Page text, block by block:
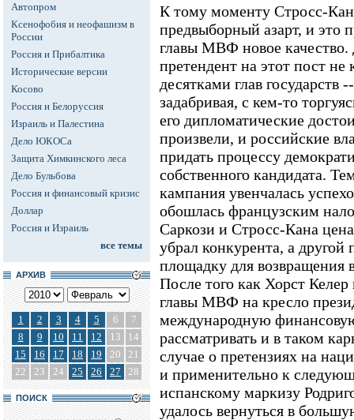
Автопром
Ксенофобия и неофашизм в
России
Россия и Прибалтика
Исторические версии
Косово
Россия и Белоруссия
Израиль и Палестина
Дело ЮКОСа
Защита Химкинского леса
Дело Бульбова
Россия и финансовый кризис
Доллар
Россия и Израиль
все темы
АРХИВ
1 2 3 4 5 6
7
8
9 10 11 12 13
14
15
16 17 18 19 20
21
22
23 24 25 26 27 28
ПОИСК
К тому моменту Стросс-
предвыборный азарт, и это
главы МВФ новое качество.
претендент на этот пост не
десятками глав государств
задабривая, с кем-то
его дипломатические
произвели, и российские
придать процессу
собственного кандидата.
кампания увенчалась
обошлась французским
Саркози и Стросс-Кана
убрал конкурента, а
площадку для возвращения
После того как Хорст
главы МВФ на кресло
международную
рассматривать и в таком
случае о претензиях на
и применительно к
испанскому маркизу
удалось вернуться в